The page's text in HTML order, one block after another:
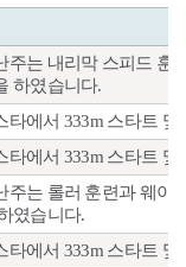
주는 내리막 스피드 훈
하였습니다.
타에서 333m 스타트
타에서 333m 스타트
주는 롤러 훈련과 웨이
였습니다.
타에서 333m 스타트